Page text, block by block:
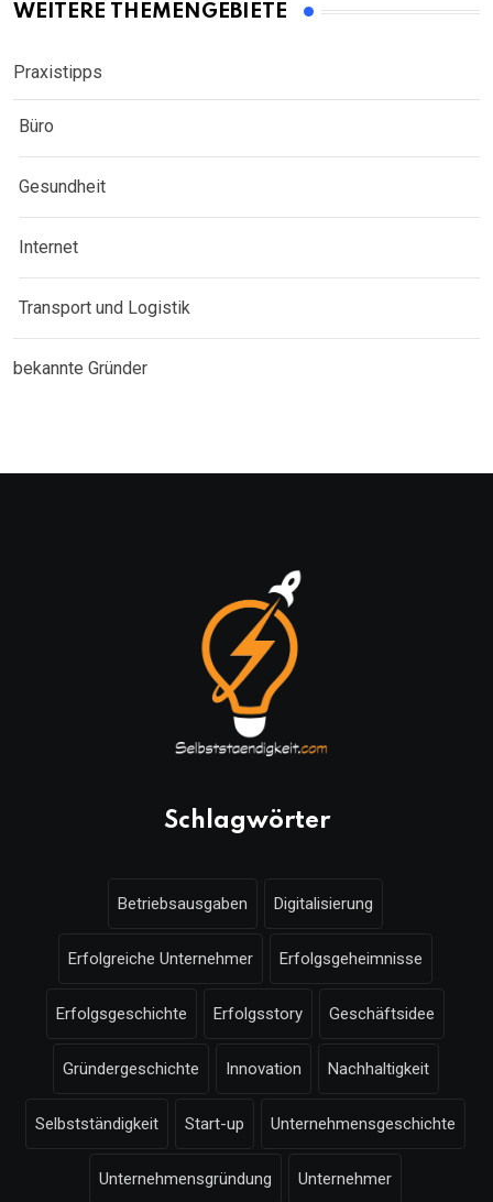
WEITERE THEMENGEBIETE
Praxistipps
Büro
Gesundheit
Internet
Transport und Logistik
bekannte Gründer
Schlagwörter
Betriebsausgaben Digitalisierung
Erfolgreiche Unternehmer Erfolgsgeheimnisse
Erfolgsgeschichte Erfolgsstory Geschäftsidee
Gründergeschichte Innovation Nachhaltigkeit
Selbstständigkeit Start-up Unternehmensgeschichte
Unternehmensgründung Unternehmer